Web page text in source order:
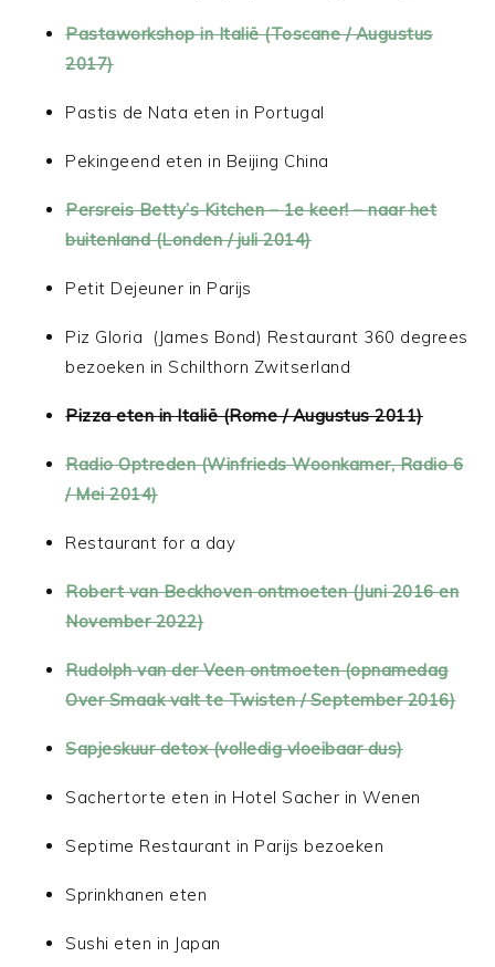
Pastaworkshop in Italië (Toscane / Augustus
2017)
Pastis de Nata eten in Portugal
Pekingeend eten in Beijing China
Persreis Betty’s Kitchen – 1e keer! – naar het
buitenland (Londen / juli 2014)
Petit Dejeuner in Parijs
Piz Gloria (James Bond) Restaurant 360 degrees
bezoeken in Schilthorn Zwitserland
Pizza eten in Italië (Rome / Augustus 2011)
Radio Optreden (Winfrieds Woonkamer, Radio 6
/ Mei 2014)
Restaurant for a day
Robert van Beckhoven ontmoeten (Juni 2016 en
November 2022)
Rudolph van der Veen ontmoeten (opnamedag
Over Smaak valt te Twisten / September 2016)
Sapjeskuur detox (volledig vloeibaar dus)
Sachertorte eten in Hotel Sacher in Wenen
Septime Restaurant in Parijs bezoeken
Sprinkhanen eten
Sushi eten in Japan